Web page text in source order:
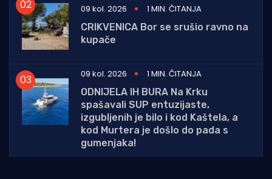
09 kol. 2026
1 MIN. ČITANJA
CRIKVENICA Bor se srušio ravno na
kupače
09 kol. 2026
1 MIN. ČITANJA
ODNIJELA IH BURA Na Krku
spašavali SUP entuzijaste,
izgubljenih je bilo i kod Kaštela, a
kod Murtera je došlo do pada s
gumenjaka!